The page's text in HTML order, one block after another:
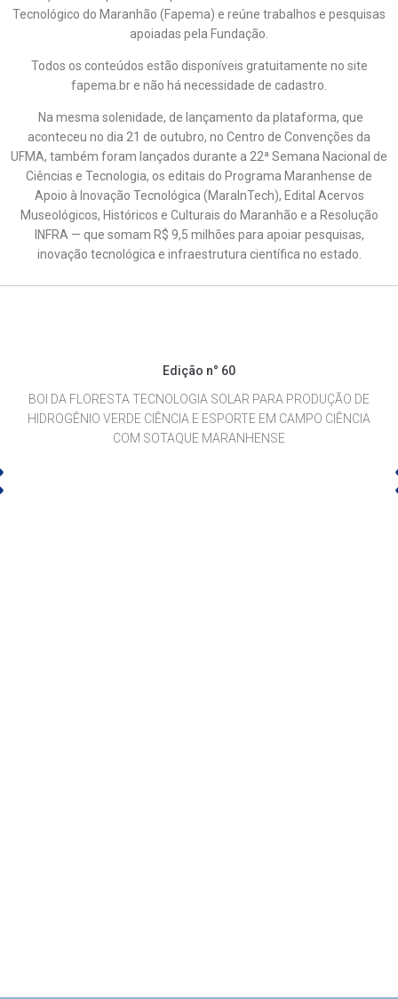
Tecnológico do Maranhão (Fapema) e reúne trabalhos e pesquisas
apoiadas pela Fundação.
Todos os conteúdos estão disponíveis gratuitamente no site
fapema.br e não há necessidade de cadastro.
Na mesma solenidade, de lançamento da plataforma, que
aconteceu no dia 21 de outubro, no Centro de Convenções da
UFMA, também foram lançados durante a 22ª Semana Nacional de
Ciências e Tecnologia, os editais do Programa Maranhense de
Apoio à Inovação Tecnológica (MaraInTech), Edital Acervos
Museológicos, Históricos e Culturais do Maranhão e a Resolução
INFRA — que somam R$ 9,5 milhões para apoiar pesquisas,
inovação tecnológica e infraestrutura científica no estado.